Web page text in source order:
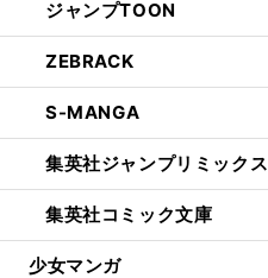
ジャンプTOON
ZEBRACK
S-MANGA
集英社ジャンプリミックス
集英社コミック文庫
少女マンガ